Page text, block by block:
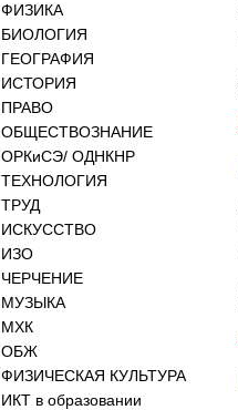
ФИЗИКА
БИОЛОГИЯ
ГЕОГРАФИЯ
ИСТОРИЯ
ПРАВО
ОБЩЕСТВОЗНАНИЕ
ОРКиСЭ/ ОДНКНР
ТЕХНОЛОГИЯ
ТРУД
ИСКУССТВО
ИЗО
ЧЕРЧЕНИЕ
МУЗЫКА
МХК
ОБЖ
ФИЗИЧЕСКАЯ КУЛЬТУРА
ИКТ в образовании